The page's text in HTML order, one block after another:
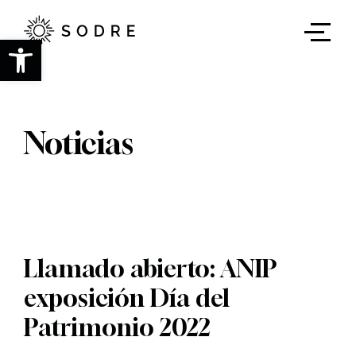
Abrir barra de herramientas
contenido
principal
Noticias
Llamado abierto: ANIP
exposición Día del
Patrimonio 2022